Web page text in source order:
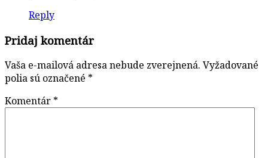
Reply
Pridaj komentár
Vaša e-mailová adresa nebude zverejnená. Vyžadované
polia sú označené *
Komentár *